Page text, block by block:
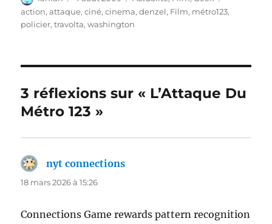
le
action,attaque,ciné,cinema,denzel, Film, métro123,
policier,travolta,washington
3 réflexions sur « L’Attaque Du
Métro 123 »
nyt connections
18 mars 2026 à 15:26
Connections Game rewards pattern recognition